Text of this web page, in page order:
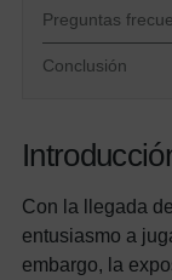
Preguntas
Conclusión
Con la llegada
entusiasmo a
embargo, la